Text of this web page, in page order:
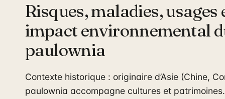
Risques, maladies, usages
impact environnemental
paulownia
Contexte historique : originaire d’Asie (Chine,
paulownia accompagne cultures et